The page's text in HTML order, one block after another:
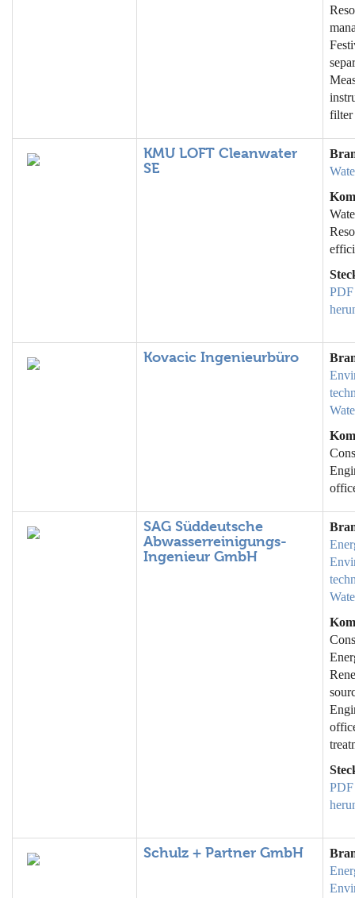
filter
KMU LOFT Cleanwater
SE
PDF
Kovacic Ingenieurbüro
SAG Süddeutsche
Abwasserreinigungs-
Ingenieur GmbH
PDF
Schulz + Partner GmbH